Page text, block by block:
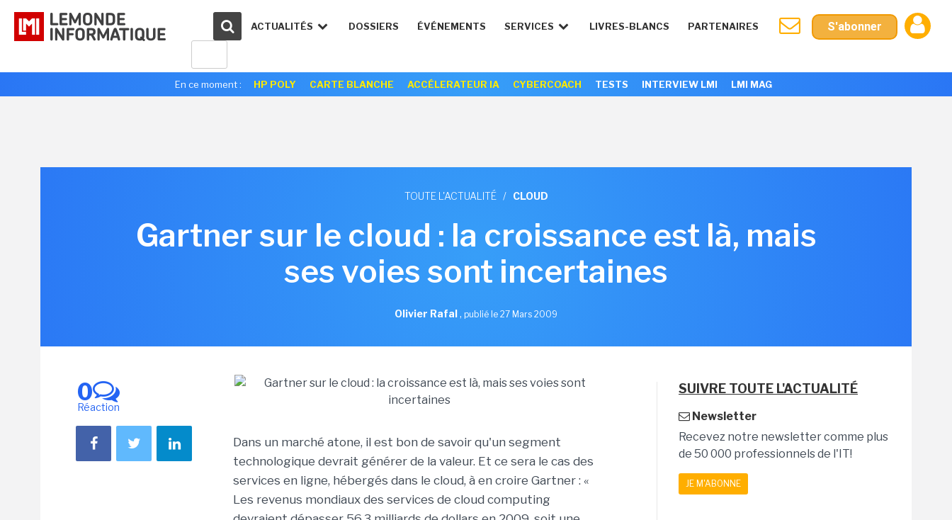
ACTUALITÉS DOSSIERS ÉVÉNEMENTS SERVICES LIVRES-BLANCS PARTENAIRES S'abonner
En ce moment : HP POLY CARTE BLANCHE ACCÉLERATEUR IA CYBERCOACH TESTS INTERVIEW LMI LMI MAG
TOUTE L'ACTUALITÉ / CLOUD
Gartner sur le cloud : la croissance est là, mais
ses voies sont incertaines
Olivier Rafal, publié le 27 Mars 2009
0
Réaction
Dans un marché atone, il est bon de savoir qu'un segment
technologique devrait générer de la valeur. Et ce sera le cas des
services en ligne, hébergés dans le cloud, à en croire Gartner : «
Les revenus mondiaux des services de cloud computing
SUIVRE TOUTE L'ACTUALITÉ
Newsletter
Recevez notre newsletter comme plus
de 50 000 professionnels de l'IT!
JE M'ABONNE